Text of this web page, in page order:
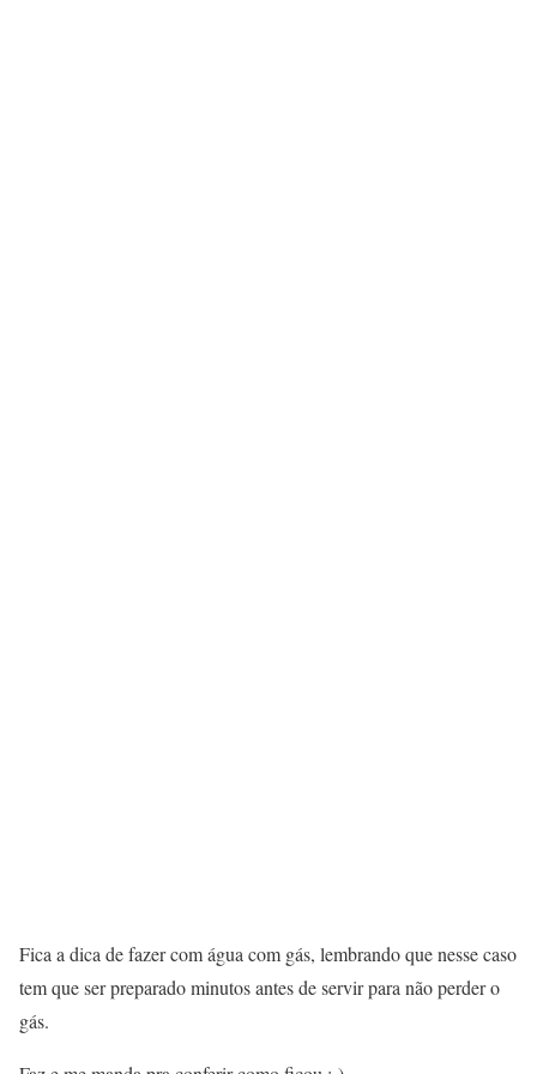
Fica a dica de fazer com água com gás, lembrando que nesse caso
tem que ser preparado minutos antes de servir para não perder o
gás.